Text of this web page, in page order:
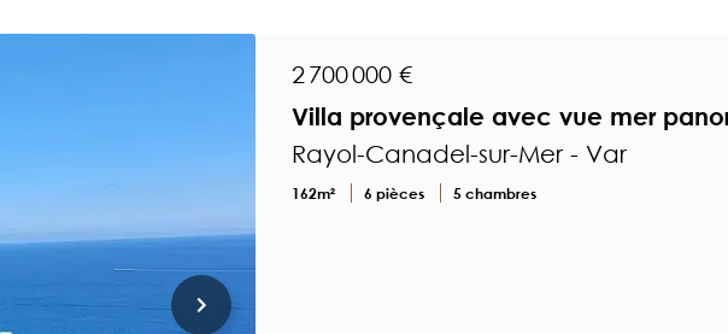
2 700 000 €
Villa provençale avec vue mer
Rayol-Canadel-sur-Mer - Var
162m² 6 pièces 5 chambres